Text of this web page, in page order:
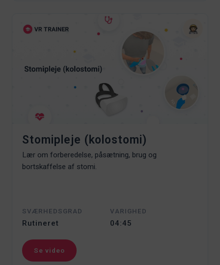
Stomipleje (kolostomi)
Lær om forberedelse, påsætning, brug og
bortskaffelse af stomi.
SVÆRHEDSGRAD
Rutineret
VARIGHED
04:45
Se video